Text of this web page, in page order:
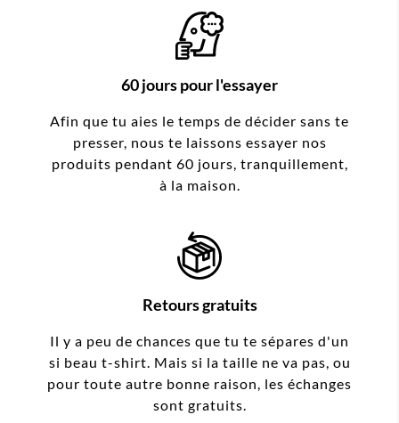
60 jours pour l'essayer
Afin que tu aies le temps de décider sans te
presser, nous te laissons essayer nos
produits pendant 60 jours, tranquillement,
à la maison.
Retours gratuits
Il y a peu de chances que tu te sépares d'un
si beau t-shirt. Mais si la taille ne va pas, ou
pour toute autre bonne raison, les échanges
sont gratuits.